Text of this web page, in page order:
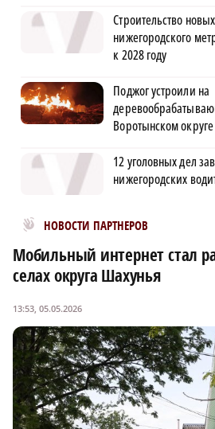
Строительство
нижегородского
к 2028 году
Поджог устроили на
Воротынском округе
12 уголовных дел
нижегородских
НОВОСТИ ПАРТНЕРОВ
Новости МирТесен
Мобильный интернет стал
селах округа Шахунья
13:53, 05.05.2026